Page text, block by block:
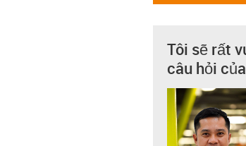
Tôi sẽ rất
câu hỏi